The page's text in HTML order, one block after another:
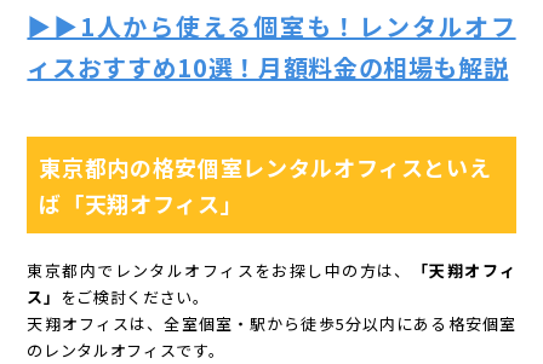
▶▶1人から使える個室も！レンタルオフ
ィスおすすめ10選！月額料金の相場も解説
東京都内の格安個室レンタルオフィスといえ
ば「天翔オフィス」
東京都内でレンタルオフィスをお探し中の方は、
「天翔オフィ
ス」 をご検討ください。
天翔オフィスは、全室個室・駅から徒歩5分以内にある格安個室
のレンタルオフィスです。